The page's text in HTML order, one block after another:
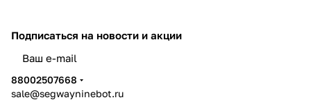
Подписаться на новости и акции
88002507668
sale@segwayninebot.ru